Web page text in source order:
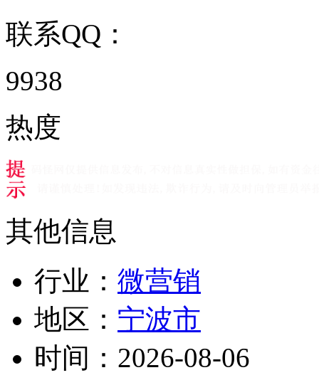
联系QQ：
9938
热度
其他信息
行业： 微营销
地区： 宁波市
时间： 2026-08-06